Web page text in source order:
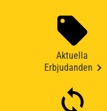
Aktuella
Erbjudanden